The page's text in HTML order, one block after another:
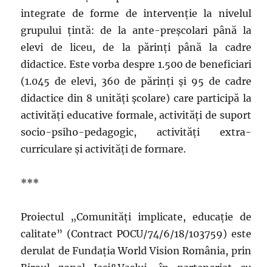
integrate de forme de intervenție la nivelul
grupului țintă: de la ante-preșcolari până la
elevi de liceu, de la părinți până la cadre
didactice. Este vorba despre 1.500 de beneficiari
(1.045 de elevi, 360 de părinți și 95 de cadre
didactice din 8 unități școlare) care participă la
activități educative formale, activități de suport
socio-psiho-pedagogic, activități extra-
curriculare și activități de formare.
***
Proiectul „Comunități implicate, educație de
calitate” (Contract POCU/74/6/18/103759) este
derulat de Fundația World Vision România, prin